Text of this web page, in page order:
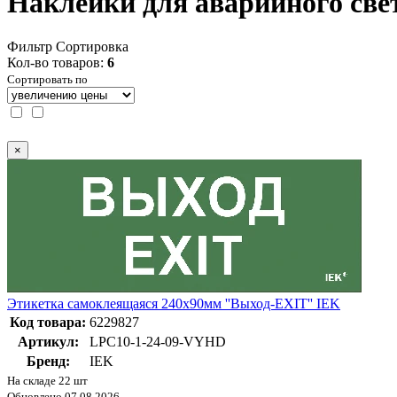
Фильтр Сортировка
Кол-во товаров: 6
Сортировать по
×
Этикетка самоклеящаяся 240х90мм ''Выход-EXIT'' IEK
Код товара: 6229827
Артикул:
LPC10-1-24-09-VYHD
Бренд:
IEK
На складе 22 шт